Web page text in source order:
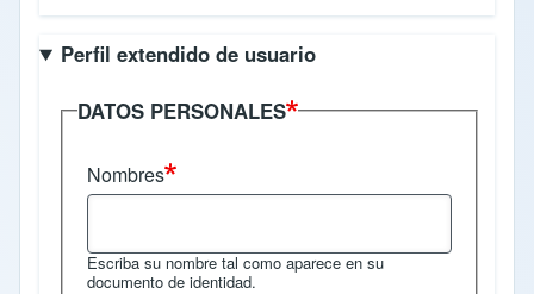
Perfil extendido de usuario
DATOS PERSONALES
Nombres
Escriba su nombre tal como aparece en su
documento de identidad.